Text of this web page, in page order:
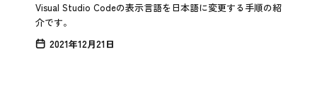
Visual Studio Codeの表示言語を日本語に変更する手順の紹
介です。
2021年12月21日